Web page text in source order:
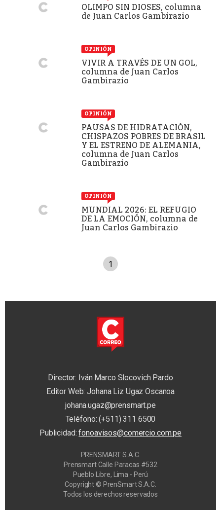
OLIMPO SIN DIOSES, columna
de Juan Carlos Gambirazio
OPINIÓN
VIVIR A TRAVÉS DE UN GOL,
columna de Juan Carlos
Gambirazio
OPINIÓN
PAUSAS DE HIDRATACIÓN,
CHISPAZOS POBRES DE BRASIL
Y EL ESTRENO DE ALEMANIA,
columna de Juan Carlos
Gambirazio
OPINIÓN
MUNDIAL 2026: EL REFUGIO
DE LA EMOCIÓN, columna de
Juan Carlos Gambirazio
1
Director: Iván Marco Slocovich Pardo
Editor Web: Johana Liz Ugaz Oscanoa
johana.ugaz@prensmart.pe
Teléfono: (+511) 311 6500
Publicidad:fonoavisos@comercio.com.pe
PRENSMART S.A.C.
Prensmart Calle Paracas #532
Pueblo Libre, Lima - Perú
Copyright © PrenSmart S.A.C.
Todos los derechos reservados